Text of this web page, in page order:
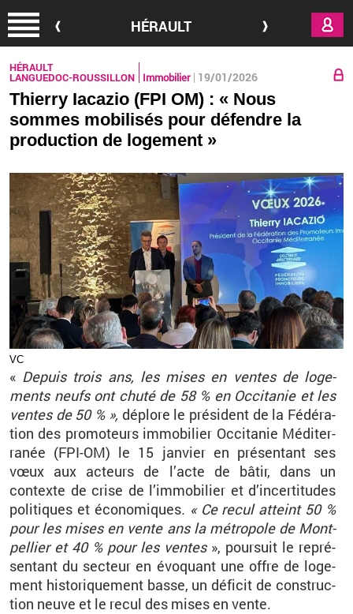
HÉRAULT
HÉRAULT
LANGUEDOC-ROUSSILLON Immobilier 19/01/2026
Thierry Iacazio (FPI OM) : « Nous
sommes mobilisés pour défendre la
production de logement »
VC
« De­puis trois ans, les mises en ventes de lo­ge­
ments neufs ont chuté de 58 % en Oc­ci­ta­nie et les
ventes de 50 % », dé­plore le pré­sident de la Fé­dé­ra­
tion des pro­mo­teurs im­mo­bi­lier Oc­ci­ta­nie Mé­di­ter­
ra­née (FPI-OM) le 15 jan­vier en pré­sen­tant ses
vœux aux ac­teurs de l’acte de bâtir, dans un
contexte de crise de l’im­mo­bi­lier et d’in­cer­ti­tudes
po­li­tiques et éco­no­miques. « Ce recul at­teint 50 %
pour les mises en vente ans la mé­tro­pole de Mont­
pel­lier et 40 % pour les ventes», pour­suit le re­pré­
sen­tant du sec­teur en évo­quant une offre de lo­ge­
ment his­to­ri­que­ment basse, un dé­fi­cit de construc­
tion neuve et le recul des mises en vente.